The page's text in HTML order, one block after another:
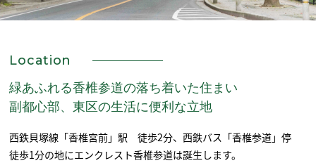
Location
緑あふれる香椎参道の落ち着いた住まい
副都心部、東区の生活に便利な立地
西鉄貝塚線「香椎宮前」駅 徒歩2分、西鉄バス「香椎参道」停
徒歩1分の地にエンクレスト香椎参道は誕生します。